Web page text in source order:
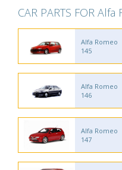
CAR PARTS FOR Alfa
Alfa Romeo
145
Alfa Romeo
146
Alfa Romeo
147